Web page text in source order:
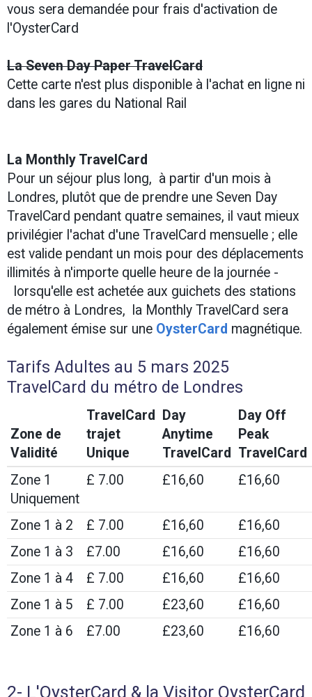
vous sera demandée pour frais d'activation de
l'OysterCard
La Seven Day Paper TravelCard
Cette carte n'est plus disponible à l'achat en ligne ni
dans les gares du National Rail
La Monthly TravelCard
Pour un séjour plus long, à partir d'un mois à
Londres, plutôt que de prendre une Seven Day
TravelCard pendant quatre semaines, il vaut mieux
privilégier l'achat d'une TravelCard mensuelle ; elle
est valide pendant un mois pour des déplacements
illimités à n'importe quelle heure de la journée -
lorsqu'elle est achetée aux guichets des stations
de métro à Londres, la Monthly TravelCard sera
également émise sur une OysterCard magnétique.
Tarifs Adultes au 5 mars 2025
TravelCard du métro de Londres
Zone de
Validité
TravelCard
trajet
Unique
Day
Anytime
TravelCard
Day Off
Peak
TravelCard
Zone 1
Uniquement
£ 7.00 £16,60 £16,60
Zone 1 à 2 £ 7.00 £16,60
£16,60
Zone 1 à 3
£7.00 £16,60
£16,60
Zone 1 à 4
£ 7.00 £16,60
£16,60
Zone 1 à 5
£ 7.00 £23,60
£16,60
Zone 1 à 6
£7.00 £23,60 £16,60
2- L'OysterCard & la Visitor OysterCard